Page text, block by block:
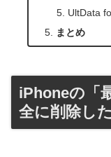
UltData
まとめ
iPhoneの「
全に削除し